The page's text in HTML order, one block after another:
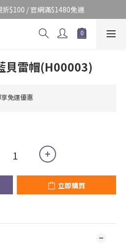
$100 / 官網滿$1480免運
貝雷帽(H00003)
免運優惠
立即購買